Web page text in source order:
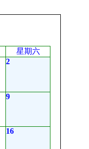
星期六
2
9
16